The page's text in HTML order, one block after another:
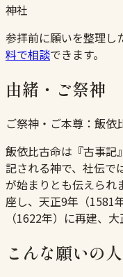
神社
参拝前に願いを整理し
料で相談できます。
由緒・ご祭神
ご祭神・ご本尊： 飯依
飯依比古命は『古事記
記される神で、社伝で
が始まりとも伝えられ
座し、天正9年（1581
（1622年）に再建、
こんな願いの